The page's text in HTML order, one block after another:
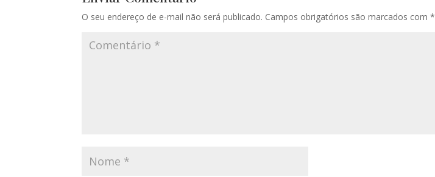
O seu endereço de e-mail não será publicado. Campos obrigatórios são marcados com*